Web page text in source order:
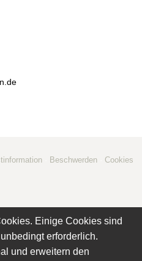
Beschwerden Cookies
Einige Cookies sind
erforderlich.
und erweitern den